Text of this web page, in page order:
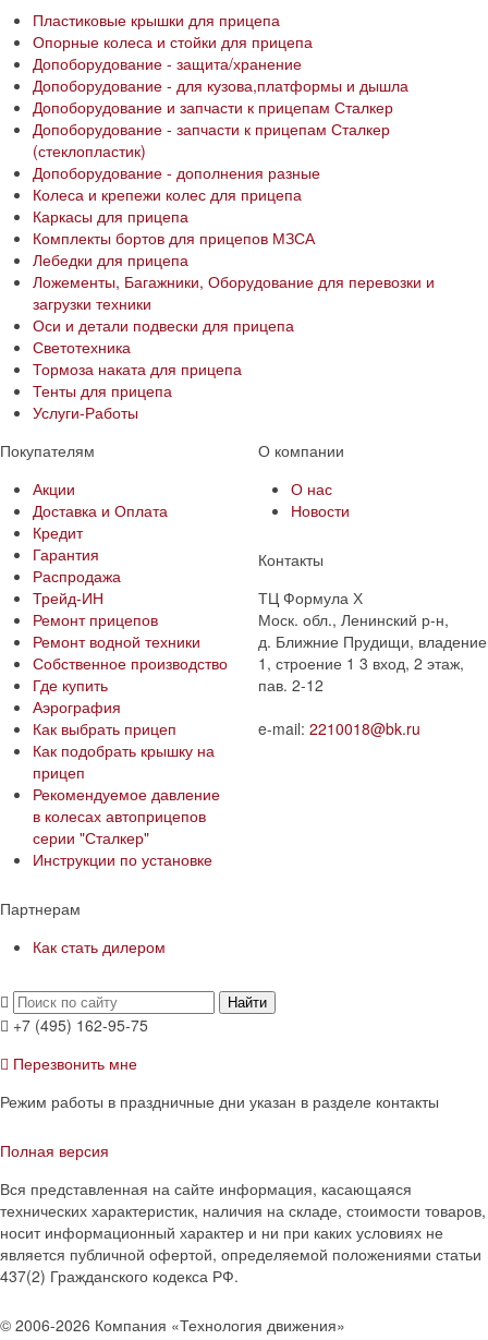
Пластиковые крышки для прицепа
Опорные колеса и стойки для прицепа
Допоборудование - защита/хранение
Допоборудование - для кузова,платформы и дышла
Допоборудование и запчасти к прицепам Сталкер
Допоборудование - запчасти к прицепам Сталкер
(стеклопластик)
Допоборудование - дополнения разные
Колеса и крепежи колес для прицепа
Каркасы для прицепа
Комплекты бортов для прицепов МЗСА
Лебедки для прицепа
Ложементы, Багажники, Оборудование для перевозки и
загрузки техники
Оси и детали подвески для прицепа
Светотехника
Тормоза наката для прицепа
Тенты для прицепа
Услуги-Работы
Покупателям
Акции
Доставка и Оплата
Кредит
Гарантия
Распродажа
Трейд-ИН
Ремонт прицепов
Ремонт водной техники
Собственное производство
Где купить
Аэрография
Как выбрать прицеп
Как подобрать крышку на
прицеп
Рекомендуемое давление
в колесах автоприцепов
серии "Сталкер"​
Инструкции по установке
Партнерам
Как стать дилером
О компании
О нас
Новости
Контакты
ТЦ Формула Х
Моск. обл., Ленинский р-н,
д. Ближние Прудищи, владение
1, строение 1 3 вход, 2 этаж,
пав. 2-12
e-mail: 2210018@bk.ru
Найти
+7 (495) 162-95-75
Перезвонить мне
Режим работы в праздничные дни указан в разделе контакты
Полная версия
Вся представленная на сайте информация, касающаяся
технических характеристик, наличия на складе, стоимости товаров,
носит информационный характер и ни при каких условиях не
является публичной офертой, определяемой положениями статьи
437(2) Гражданского кодекса РФ.
© 2006-2026 Компания «Технология движения»